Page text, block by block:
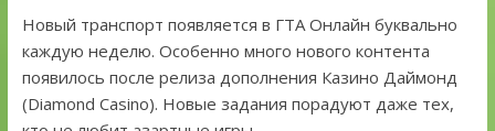
Новый транспорт появляется в ГТА Онлайн буквально
каждую неделю. Особенно много нового контента
появилось после релиза дополнения Казино Даймонд
(Diamond Casino). Новые задания порадуют даже тех,